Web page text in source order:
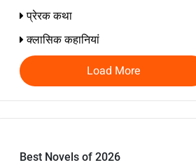
प्रेरक कथा
क्लासिक कहानियां
Load More
Best Novels of 2026